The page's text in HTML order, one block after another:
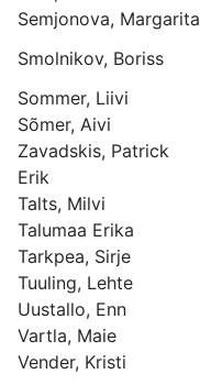
Semjonova, Margarita
Smolnikov, Boriss
Sommer, Liivi
Sõmer, Aivi
Zavadskis, Patrick
Erik
Talts, Milvi
Talumaa Erika
Tarkpea, Sirje
Tuuling, Lehte
Uustallo, Enn
Vartla, Maie
Vender, Kristi